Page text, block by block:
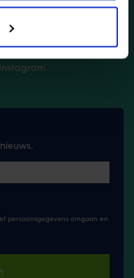
Youtube
Instagram
persoonsgegevens omgaan en